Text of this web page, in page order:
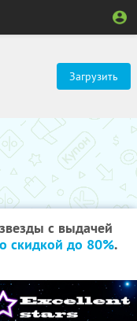
Загрузить
с выдачей
скидкой до 80%.